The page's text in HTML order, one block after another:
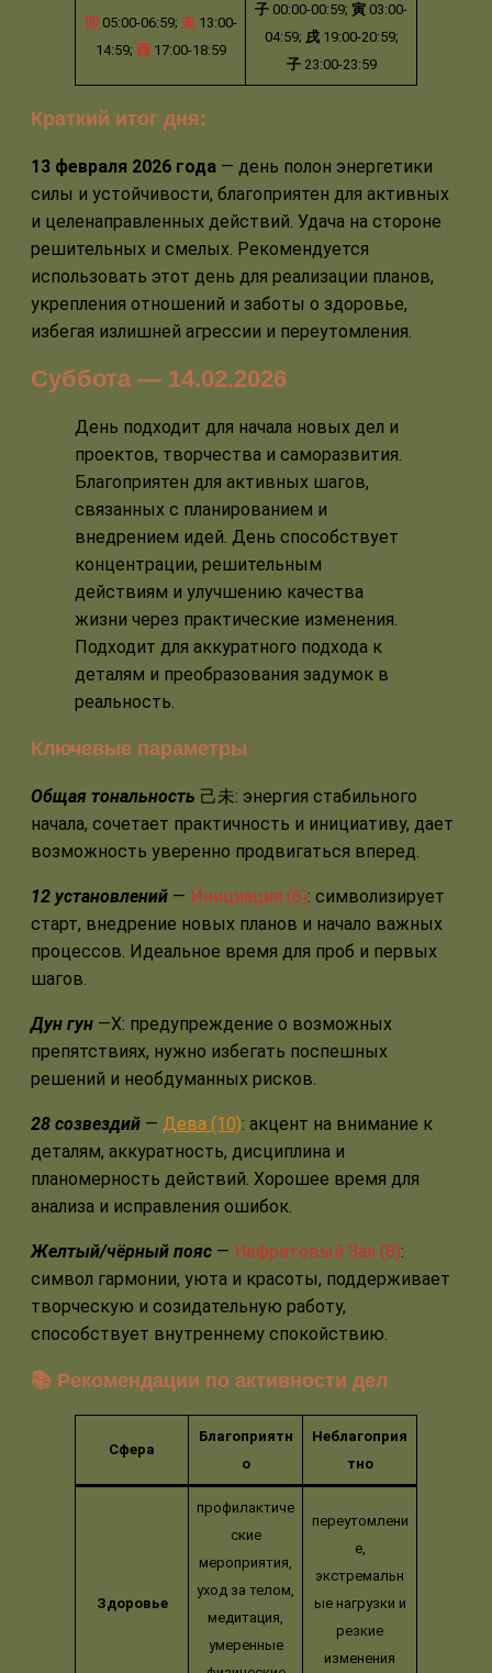
卯05:00-06:59; 未13:00-
14:59; 酉17:00-18:59
子 00:00-00:59; 寅 03:00-
04:59; 戌19:00-20:59;
子23:00-23:59
Краткий итог дня:
13 февраля 2026 года — день полон энергетики
силы и устойчивости, благоприятен для активных
и целенаправленных действий. Удача на стороне
решительных и смелых. Рекомендуется
использовать этот день для реализации планов,
укрепления отношений и заботы о здоровье,
избегая излишней агрессии и переутомления.
Суббота — 14.02.2026
День подходит для начала новых дел и
проектов, творчества и саморазвития.
Благоприятен для активных шагов,
связанных с планированием и
внедрением идей. День способствует
концентрации, решительным
действиям и улучшению качества
жизни через практические изменения.
Подходит для аккуратного подхода к
деталям и преобразования задумок в
реальность.
Ключевые параметры
Общая тональность 己未: энергия стабильного
начала, сочетает практичность и инициативу, дает
возможность уверенно продвигаться вперед.
12 установлений — Инициация (6): символизирует
старт, внедрение новых планов и начало важных
процессов. Идеальное время для проб и первых
шагов.
Дун гун —Х: предупреждение о возможных
препятствиях, нужно избегать поспешных
решений и необдуманных рисков.
28 созвездий — Дева (10): акцент на внимание к
деталям, аккуратность, дисциплина и
планомерность действий. Хорошее время для
анализа и исправления ошибок.
Желтый/чёрный пояс — Нефритовый Зал (8):
символ гармонии, уюта и красоты, поддерживает
творческую и созидательную работу,
способствует внутреннему спокойствию.
📚 Рекомендации по активности дел
Сфера
Благоприятн
о
Неблагоприя
тно
Здоровье
профилактиче
ские
мероприятия,
уход за телом,
медитация,
умеренные
переутомлени
е,
экстремальн
ые нагрузки и
резкие
изменения